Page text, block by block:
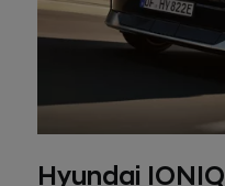
Hyundai